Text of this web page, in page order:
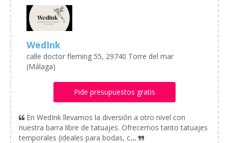
WedInk
calle doctor fleming 55, 29740 Torre del mar
(Málaga)
Pide presupuestos gratis
En WedInk llevamos la diversión a otro nivel con
nuestra barra libre de tatuajes. Ofrecemos tanto tatuajes
temporales (ideales para bodas, c...